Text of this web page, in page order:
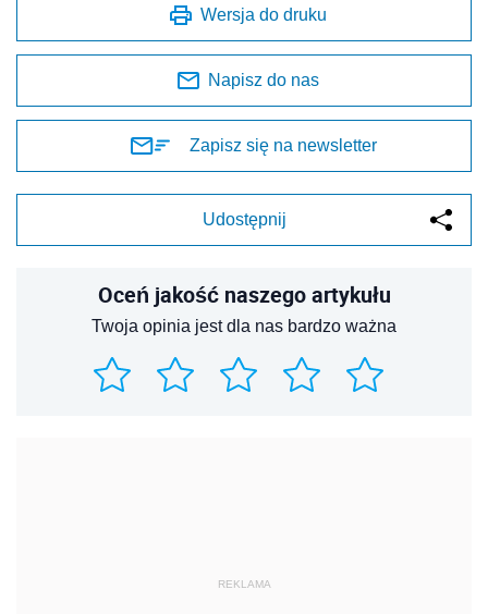
Wersja do druku
Napisz do nas
Zapisz się na newsletter
Udostępnij
Oceń jakość naszego artykułu
Twoja opinia jest dla nas bardzo ważna
REKLAMA